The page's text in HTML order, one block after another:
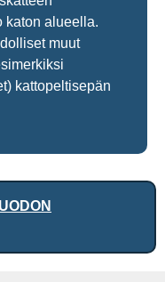
katon alueella.
muut
kattopeltisepän